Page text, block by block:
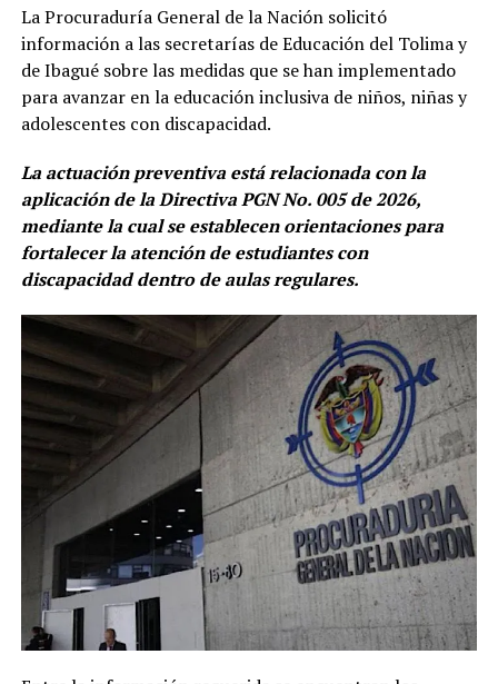
La Procuraduría General de la Nación solicitó
información a las secretarías de Educación del Tolima y
de Ibagué sobre las medidas que se han implementado
para avanzar en la educación inclusiva de niños, niñas y
adolescentes con discapacidad.
La actuación preventiva está relacionada con la
aplicación de la Directiva PGN No. 005 de 2026,
mediante la cual se establecen orientaciones para
fortalecer la atención de estudiantes con
discapacidad dentro de aulas regulares.